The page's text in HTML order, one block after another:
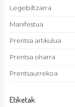
Legebiltzarra
Manifestua
Prentsa artikulua
Prentsa oharra
Prentsaurrekoa
Etiketak